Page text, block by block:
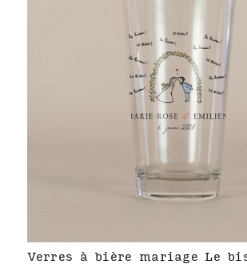
Verres à bière mariage Le